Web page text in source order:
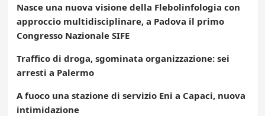
Nasce una nuova visione della Flebolinfologia con
approccio multidisciplinare, a Padova il primo
Congresso Nazionale SIFE
Traffico di droga, sgominata organizzazione: sei
arresti a Palermo
A fuoco una stazione di servizio Eni a Capaci, nuova
intimidazione